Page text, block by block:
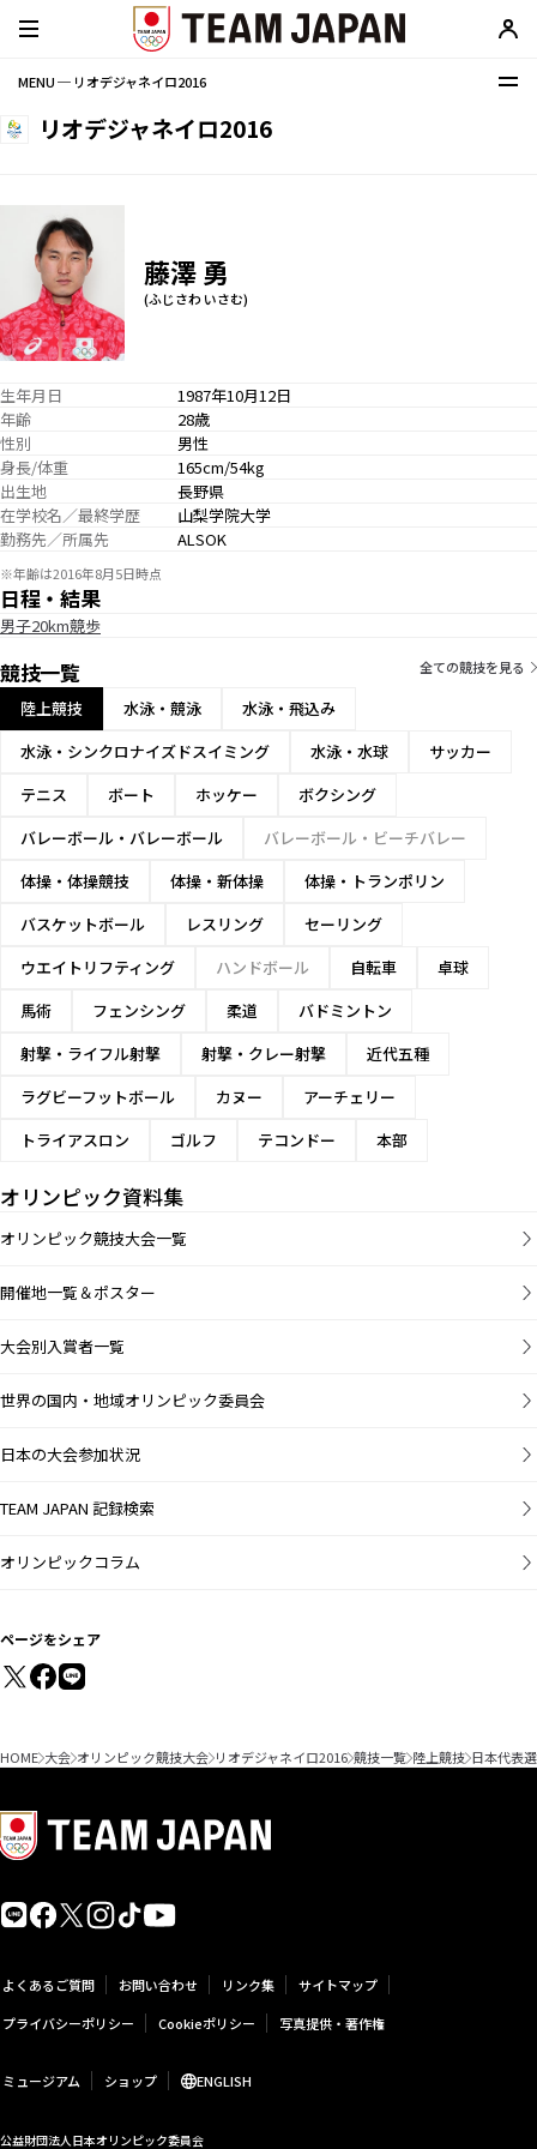
MENU ─ リオデジャネイロ2016
リオデジャネイロ2016
藤澤 勇
(ふじさわ いさむ)
生年月日
1987年10月12日
年齢
28歳
性別
男性
身長/体重
165cm/54kg
出生地
長野県
在学校名／最終学歴
山梨学院大学
勤務先／所属先
ALSOK
※年齢は2016年8月5日時点
日程・結果
男子20km競歩
競技一覧 全ての競技を見る
陸上競技 水泳・競泳
水泳・飛込み
水泳・シンクロナイズドスイミング
水泳・水球
サッカー
テニス
ボート ホッケー
ボクシング
バレーボール・バレーボール
バレーボール・ビーチバレー
体操・体操競技
体操・新体操
体操・トランポリン
バスケットボール
レスリング
セーリング
ウエイトリフティング
ハンドボール 自転車
卓球
馬術
フェンシング 柔道
バドミントン
射撃・ライフル射撃
射撃・クレー射撃
近代五種
ラグビーフットボール
カヌー
アーチェリー
トライアスロン
ゴルフ テコンドー 本部
オリンピック資料集
オリンピック競技大会一覧
開催地一覧＆ポスター
大会別入賞者一覧
世界の国内・地域オリンピック委員会
日本の大会参加状況
TEAM JAPAN 記録検索
オリンピックコラム
ページをシェア
HOME 大会 オリンピック競技大会 リオデジャネイロ2016 競技一覧 陸上競技 日本代表
よくあるご質問 お問い合わせ リンク集
サイトマップ
プライバシーポリシー
Cookieポリシー 写真提供・著作権
ミュージアム ショップ ENGLISH
公益財団法人日本オリンピック委員会